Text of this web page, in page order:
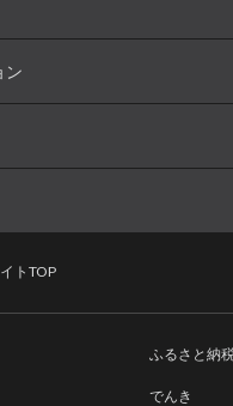
ン
トTOP
ふるさと納税
でんき